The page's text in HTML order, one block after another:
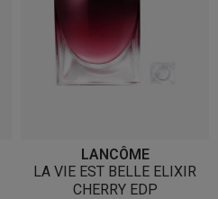
LANCÔME
LA VIE EST BELLE ELIXIR
CHERRY EDP